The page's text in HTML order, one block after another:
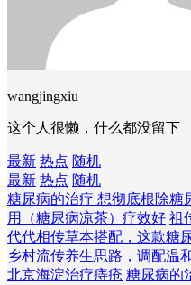
wangjingxiu
这个人很懒，什么都没留下
最新 热点 随机
最新 热点 随机
糖尿病的治疗 想彻底根除糖
用（糖尿病凉茶）疗效好 祖
代代相传草本搭配，这款糖
乡村流传养生思路，调配温
北京海淀治疗痔疮 糖尿病的